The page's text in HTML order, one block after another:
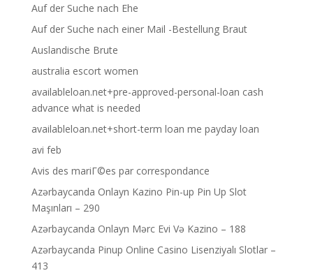
Auf der Suche nach Ehe
Auf der Suche nach einer Mail -Bestellung Braut
Auslandische Brute
australia escort women
availableloan.net+pre-approved-personal-loan cash
advance what is needed
availableloan.net+short-term loan me payday loan
avi feb
Avis des mariГ©es par correspondance
Azərbaycanda Onlayn Kazino Pin-up Pin Up Slot
Maşınları – 290
Azərbaycanda Onlayn Mərc Evi Və Kazino – 188
Azərbaycanda Pinup Online Casino Lisenziyalı Slotlar –
413